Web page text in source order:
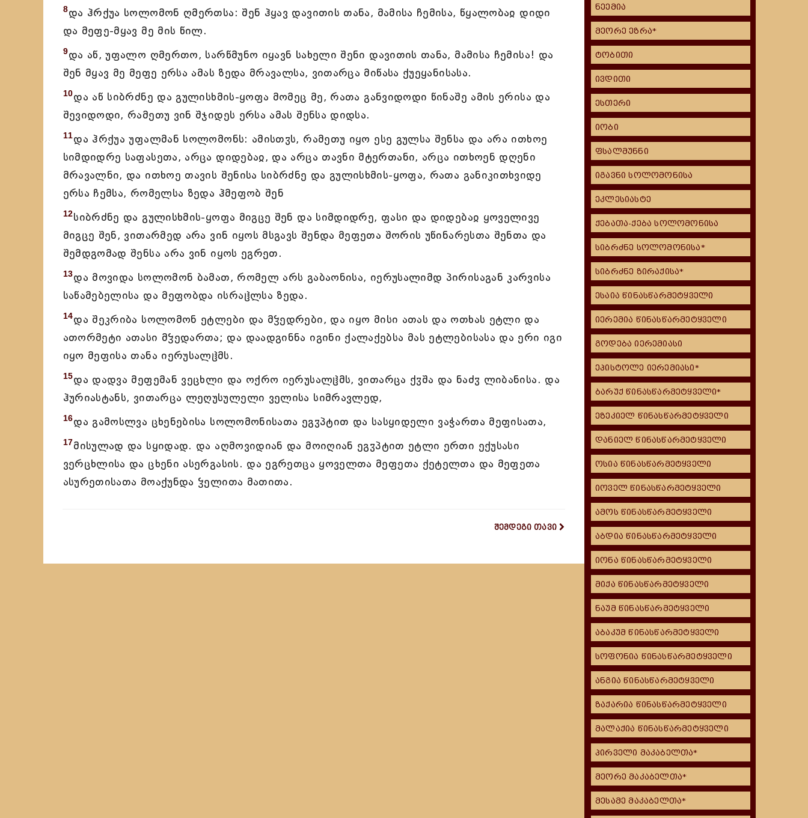
8და ჰრქუა სოლომონ ღმერთსა: შენ ჰყავ დავითის თანა, მამისა ჩემისა, წყალობაჲ დიდი
და მეფე-მყავ მე მის წილ.
9და აწ, უფალო ღმერთო, სარწმუნო იყავნ სახელი შენი დავითის თანა, მამისა ჩემისა! და
შენ მყავ მე მეფე ერსა ამას ზედა მრავალსა, ვითარცა მიწასა ქუეყანისასა.
10და აწ სიბრძნე და გულისხმის-ყოფა მომეც მე, რათა განვიდოდი წინაშე ამის ერისა და
შევიდოდი, რამეთუ ვინ შჯიდეს ერსა ამას შენსა დიდსა.
11და ჰრქუა უფალმან სოლომონს: ამისთჳს, რამეთუ იყო ესე გულსა შენსა და არა ითხოე
სიმდიდრე საფასეთა, არცა დიდებაჲ, და არცა თავნი მტერთანი, არცა ითხოენ დღენი
მრავალნი, და ითხოე თავის შენისა სიბრძნე და გულისხმის-ყოფა, რათა განიკითხვიდე
ერსა ჩემსა, რომელსა ზედა ჰმეფობ შენ
12სიბრძნე და გულისხმის-ყოფა მიგცე შენ და სიმდიდრე, ფასი და დიდებაჲ ყოველივე
მიგცე შენ, ვითარმედ არა ვინ იყოს მსგავს შენდა მეფეთა შორის უწინარესთა შენთა და
შემდგომად შენსა არა ვინ იყოს ეგრეთ.
13და მოვიდა სოლომონ ბამათ, რომელ არს გაბაონისა, იერუსალიმდ პირისაგან კარვისა
საწამებელისა და მეფობდა ისრაჱლსა ზედა.
14და შეკრიბა სოლომონ ეტლები და მჴედრები, და იყო მისი ათას და ოთხას ეტლი და
ათორმეტი ათასი მჴედართა; და დაადგინნა იგინი ქალაქებსა მას ეტლებისასა და ერი იგი
იყო მეფისა თანა იერუსალჱმს.
15და დადვა მეფემან ვეცხლი და ოქრო იერუსალჱმს, ვითარცა ქჳშა და ნაძჳ ლიბანისა. და
ჰურიასტანს, ვითარცა ლეღუსულელი ველისა სიმრავლედ,
16და გამოსლვა ცხენებისა სოლომონისათა ეგჳპტით და სასყიდელი ვაჭართა მეფისათა,
17მისულად და სყიდად. და აღმოვიდიან და მოიღიან ეგჳპტით ეტლი ერთი ექუსასი
ვერცხლისა და ცხენი ასერგასის. და ეგრეთცა ყოველთა მეფეთა ქეტელთა და მეფეთა
ასურეთისათა მოაქუნდა ჴელითა მათითა.
შემდეგი თავი
ნეემია
მეორე ეზრა*
ტობითი
ივდითი
ესთერი
იობი
ფსალმუნნი
იგავნი სოლომონისა
ეკლესიასტე
ქებათა-ქება სოლომონისა
სიბრძნე სოლომონისა*
სიბრძნე ზირაქისა*
ესაია წინასწარმეტყველი
იერემია წინასწარმეტყველი
გოდება იერემიასი
ეპისტოლე იერემიასი*
ბარუქ წინასწარმეტყველი*
ეზეკიელ წინასწარმეტყველი
დანიელ წინასწარმეტყველი
ოსია წინასწარმეტყველი
იოველ წინასწარმეტყველი
ამოს წინასწარმეტყველი
აბდია წინასწარმეტყველი
იონა წინასწარმეტყველი
მიქა წინასწარმეტყველი
ნაუმ წინასწარმეტყველი
აბაკუმ წინასწარმეტყველი
სოფონია წინასწარმეტყველი
ანგია წინასწარმეტყველი
ზაქარია წინასწარმეტყველი
მალაქია წინასწარმეტყველი
პირველი მაკაბელთა*
მეორე მაკაბელთა*
მესამე მაკაბელთა*